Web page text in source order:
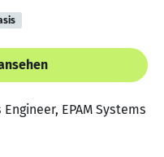
EPAM Systems